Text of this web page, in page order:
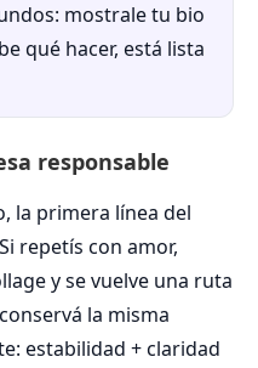
mostrale tu bio
qué hacer, está lista
responsable
la primera línea del
repetís con amor,
y se vuelve una ruta
la misma
estabilidad + claridad